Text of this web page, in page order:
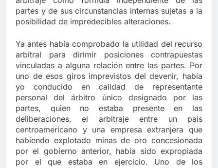
partes y de sus circunstancias internas sujetas a la
posibilidad de impredecibles alteraciones.
Ya antes había comprobado la utilidad del recurso
arbitral para dirimir posiciones contrapuestas
vinculadas a alguna relación entre las partes. Por
uno de esos giros imprevistos del devenir, había
yo conducido en calidad de representante
personal del árbitro único designado por las
partes, quien no estaba presente en las
deliberaciones, el arbitraje entre un país
centroamericano y una empresa extranjera que
habiendo explotado minas de oro concesionada
por el gobierno anterior, había sido expropiada
por el que estaba en ejercicio. Uno de los